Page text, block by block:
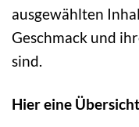
ausgewählten
Geschmack und
sind.
Hier eine